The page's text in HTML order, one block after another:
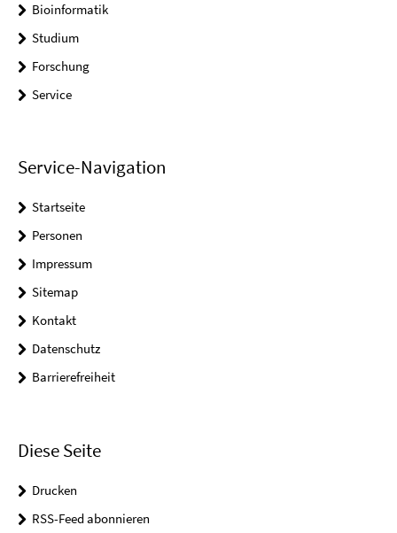
Bioinformatik
Studium
Forschung
Service
Service-Navigation
Startseite
Personen
Impressum
Sitemap
Kontakt
Datenschutz
Barrierefreiheit
Diese Seite
Drucken
RSS-Feed abonnieren